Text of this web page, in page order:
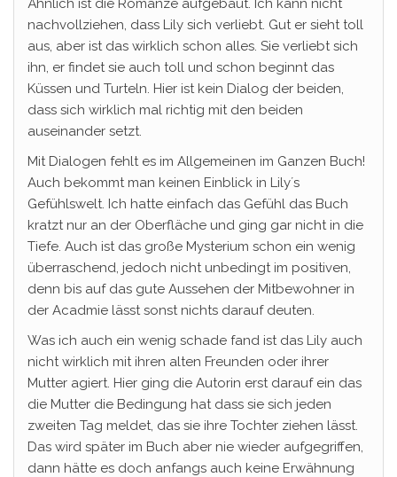
Ähnlich ist die Romanze aufgebaut. Ich kann nicht
nachvollziehen, dass Lily sich verliebt. Gut er sieht toll
aus, aber ist das wirklich schon alles. Sie verliebt sich
ihn, er findet sie auch toll und schon beginnt das
Küssen und Turteln. Hier ist kein Dialog der beiden,
dass sich wirklich mal richtig mit den beiden
auseinander setzt.
Mit Dialogen fehlt es im Allgemeinen im Ganzen Buch!
Auch bekommt man keinen Einblick in Lily´s
Gefühlswelt. Ich hatte einfach das Gefühl das Buch
kratzt nur an der Oberfläche und ging gar nicht in die
Tiefe. Auch ist das große Mysterium schon ein wenig
überraschend, jedoch nicht unbedingt im positiven,
denn bis auf das gute Aussehen der Mitbewohner in
der Acadmie lässt sonst nichts darauf deuten.
Was ich auch ein wenig schade fand ist das Lily auch
nicht wirklich mit ihren alten Freunden oder ihrer
Mutter agiert. Hier ging die Autorin erst darauf ein das
die Mutter die Bedingung hat dass sie sich jeden
zweiten Tag meldet, das sie ihre Tochter ziehen lässt.
Das wird später im Buch aber nie wieder aufgegriffen,
dann hätte es doch anfangs auch keine Erwähnung